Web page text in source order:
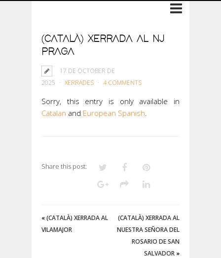
(CATALÀ) XERRADA AL NJ
PRAGA
17 DE OCTOBER DE
2025
XERRADES 4 COMMENTS
Sorry, this entry is only available in
Catalan and European Spanish.
Share this post:
«(CATALÀ) XERRADA AL
VILAMAJOR
(CATALÀ) XERRADA AL
NUESTRA SEÑORA DEL
ROSARIO DE SAN
SALVADOR »